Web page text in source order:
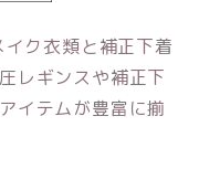
ク衣類と補正下着
レギンスや補正下
イテムが豊富に揃